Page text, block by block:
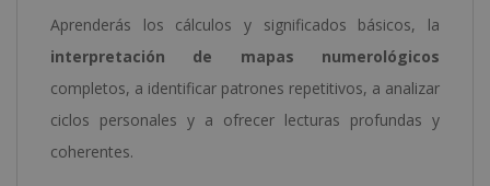
Aprenderás los cálculos y significados básicos, la
interpretación de mapas numerológicos
completos, a identificar patrones repetitivos, a analizar
ciclos personales y a ofrecer lecturas profundas y
coherentes.